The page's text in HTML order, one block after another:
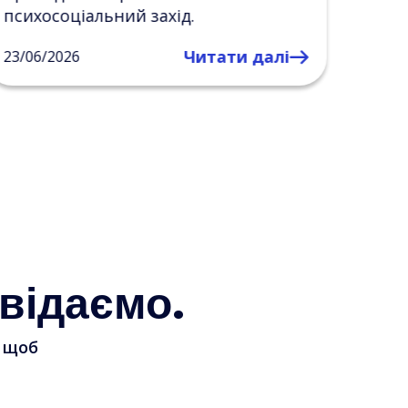
джерела сили та натхнення.
17/06/2026 Читати далі
щоб